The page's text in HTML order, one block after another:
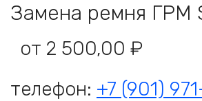
Замена ремня ГРМ
от 2 500,00 ₽
телефон: +7 (901)